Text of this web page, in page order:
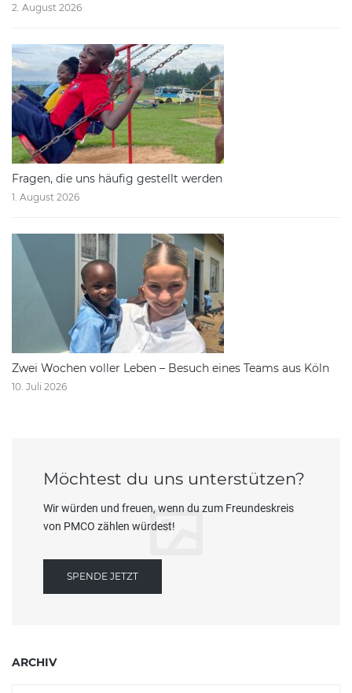
2. August 2026
Fragen, die uns häufig gestellt werden
1. August 2026
Zwei Wochen voller Leben – Besuch eines Teams aus Köln
10. Juli 2026
Möchtest du uns unterstützen?
Wir würden und freuen, wenn du zum Freundeskreis
von PMCO zählen würdest!
SPENDE JETZT
ARCHIV